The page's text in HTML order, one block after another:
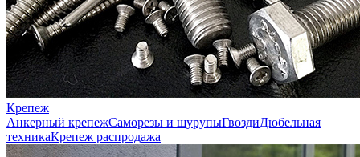
Крепеж
Анкерный крепежСаморезы и шурупыГвоздиДюбельная
техникаКрепеж распродажа